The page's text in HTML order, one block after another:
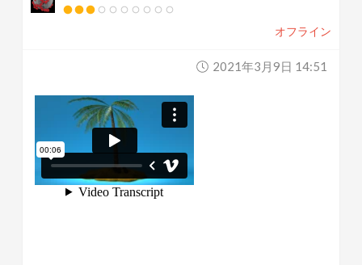
オフライン
2021年3月9日 14:51